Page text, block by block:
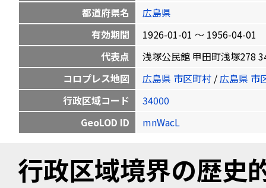
都道府県名
広島県
有効期間
1926-01-01 〜 1956-04-01
代表点
浅塚公民館 甲田町浅塚278
コロプレス地図
広島県 市区町村 /広島県 市
行政区域コード
34000
GeoLOD ID
mnWacL
行政区域境界の歴史